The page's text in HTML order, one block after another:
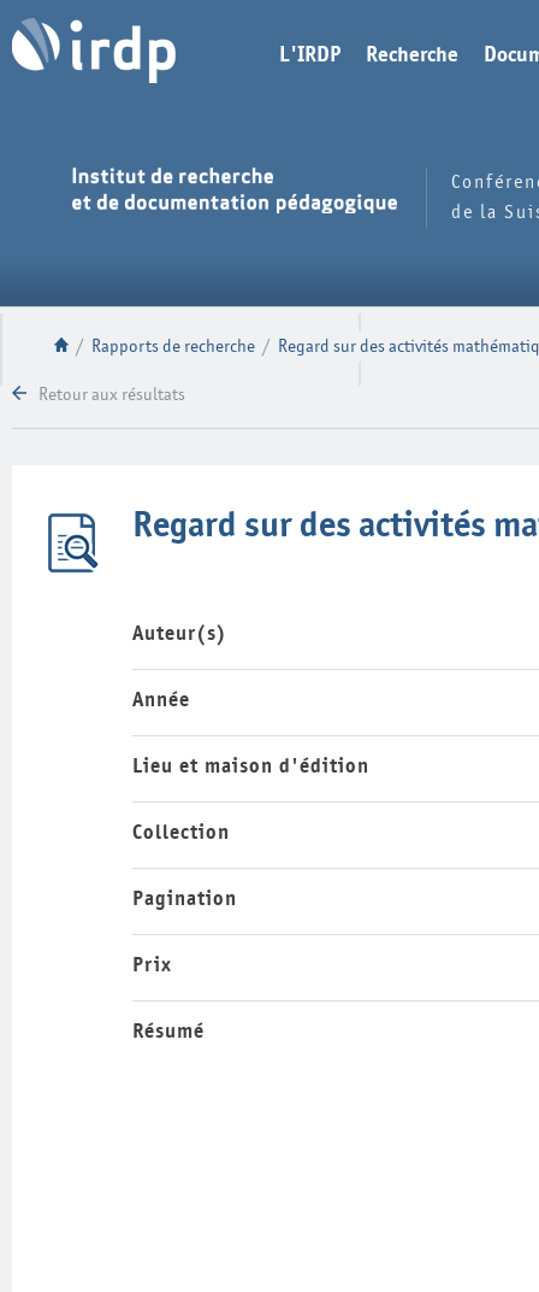
L'IRDP Recherche
de la
/ Rapports de recherche / Regard sur des activités
Retour aux résultats
Regard sur des activités
Auteur(s)
Année
Lieu et maison d'édition
Collection
Pagination
Prix
Résumé